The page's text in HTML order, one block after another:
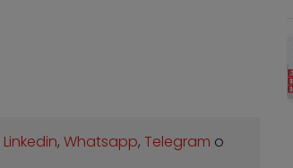
Linkedin,Whatsapp,Telegram o